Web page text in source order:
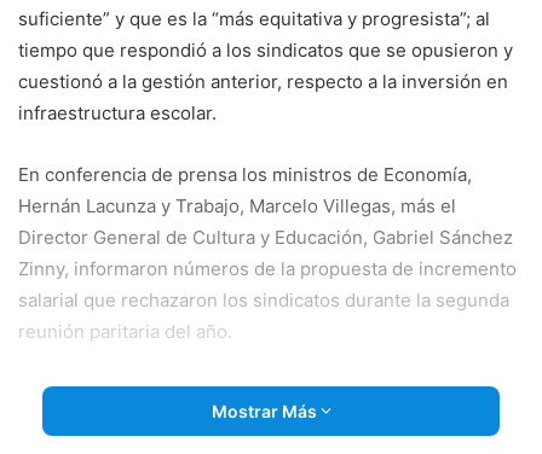
suficiente” y que es la “más equitativa y progresista”; al
tiempo que respondió a los sindicatos que se opusieron y
cuestionó a la gestión anterior, respecto a la inversión en
infraestructura escolar.
En conferencia de prensa los ministros de Economía,
Hernán Lacunza y Trabajo, Marcelo Villegas, más el
Director General de Cultura y Educación, Gabriel Sánchez
Zinny, informaron números de la propuesta de incremento
salarial que rechazaron los sindicatos durante la segunda
reunión paritaria del año.
“Es una propuesta de cuatro componentes: equipara la
inflación, garantiza un mínimo al cargo docente inicial de
Mostrar Más